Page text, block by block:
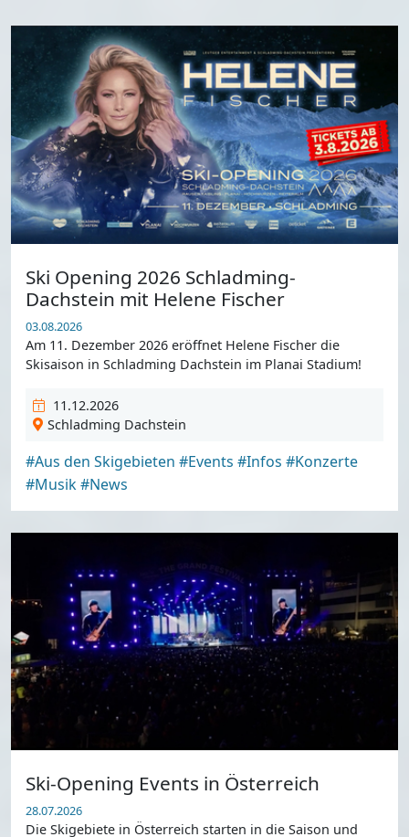
Ski Opening 2026 Schladming-
Dachstein mit Helene Fischer
03.08.2026
Am 11. Dezember 2026 eröffnet Helene Fischer die
Skisaison in Schladming Dachstein im Planai Stadium!
11.12.2026
Schladming Dachstein
#Aus den Skigebieten #Events #Infos #Konzerte
#Musik#News
Ski-Opening Events in Österreich
28.07.2026
Die Skigebiete in Österreich starten in die Saison und